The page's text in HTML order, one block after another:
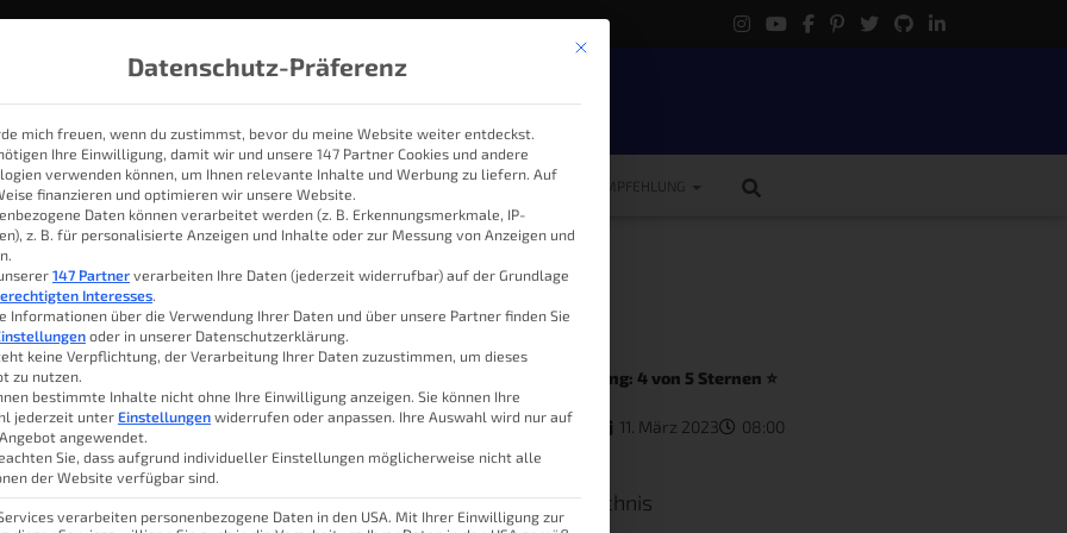
IOBROKER THEMEN KATEGORIEN SMART HOME SYSTEME EMPFEHLUNG
Was soll das sein?
mit der Einführung
manchmal nicht so ganz leicht
schon fast auf die eigene Software.
⭐ Leserbewertung: 4 von 5 Sternen ⭐
Lukas Knöller 11. März 2023 08:00
Inhaltsverzeichnis
Mit diesem Button wird der Dialog geschlossen. Seine Funktionalität ist
Datenschutz-Präferenz
mich freuen, wenn du zustimmst, bevor du meine Website weiter entdeckst.
Ihre Einwilligung, damit wir und unsere 147 Partner Cookies und andere
verwenden können, um Ihnen relevante Inhalte und Werbung zu liefern. Auf
finanzieren und optimieren wir unsere Website.
Daten können verarbeitet werden (z. B. Erkennungsmerkmale, IP-
z. B. für personalisierte Anzeigen und Inhalte oder zur Messung von Anzeigen und
147 Partner verarbeiten Ihre Daten (jederzeit widerrufbar) auf der Grundlage
Interesses.
Informationen über die Verwendung Ihrer Daten und über unsere Partner finden Sie
oder in unserer Datenschutzerklärung.
keine Verpflichtung, der Verarbeitung Ihrer Daten zuzustimmen, um dieses
zu nutzen.
bestimmte Inhalte nicht ohne Ihre Einwilligung anzeigen. Sie können Ihre
jederzeit unter Einstellungen widerrufen oder anpassen. Ihre Auswahl wird nur auf
angewendet.
Sie, dass aufgrund individueller Einstellungen möglicherweise nicht alle
der Website verfügbar sind.
verarbeiten personenbezogene Daten in den USA. Mit Ihrer Einwilligung zur